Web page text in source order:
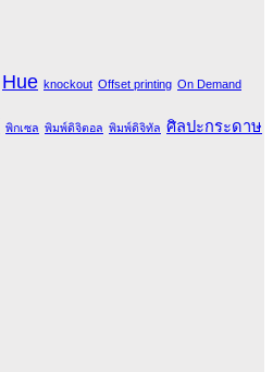
Hue knockout Offset printing On Demand
พิกเซล พิมพ์ดิจิตอล พิมพ์ดิจิทัล ศิลปะกระดาษ